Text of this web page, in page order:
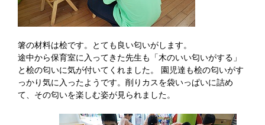
箸の材料は桧です。とても良い匂いがします。
途中から保育室に入ってきた先生も「木のいい匂いがする」
と桧の匂いに気が付いてくれました。 園児達も桧の匂いがす
っかり気に入ったようです。削りカスを袋いっぱいに詰め
て、その匂いを楽しむ姿が見られました。